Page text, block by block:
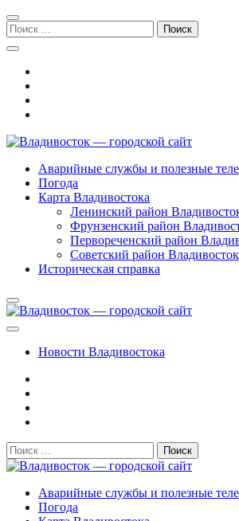
Перейти
к
навигации
Перейти
к
содержимому
Поиск:
Владивосток — городской сайт
Аварийные службы и полезные
Погода
Карта Владивостока
Ленинский район
Фрунзенский район
Первореченский район
Советский район
Историческая справка
Новости Владивостока
Поиск:
Владивосток — городской сайт
Аварийные службы и полезные
Погода